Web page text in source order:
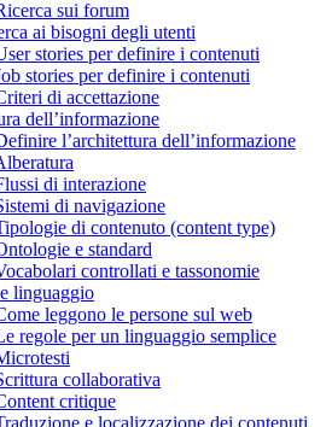
sui forum
ai bisogni degli utenti
stories per definire i contenuti
stories per definire i contenuti
di accettazione
dell’informazione
l’architettura dell’informazione
di interazione
di navigazione
di contenuto (content type)
e standard
controllati e tassonomie
linguaggio
leggono le persone sul web
regole per un linguaggio semplice
collaborativa
critique
e localizzazione dei contenuti